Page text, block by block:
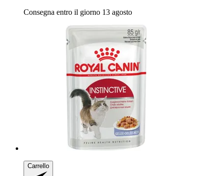
Consegna entro il giorno 13 agosto
Carrello